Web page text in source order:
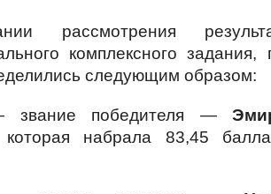
рассмотрения
комплексного
следующим образом:
победителя —
набрала 83,45